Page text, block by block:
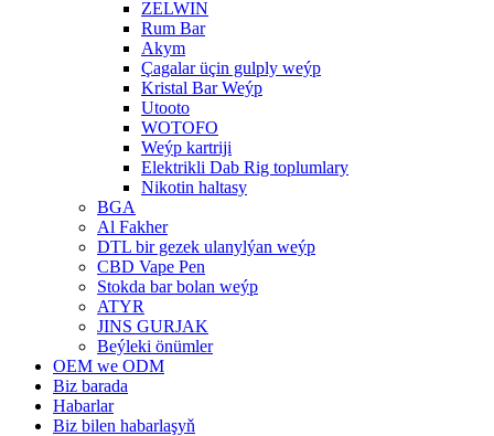
ZELWIN
Rum Bar
Akym
Çagalar üçin gulply weýp
Kristal Bar Weýp
Utooto
WOTOFO
Weýp kartriji
Elektrikli Dab Rig toplumlary
Nikotin haltasy
BGA
Al Fakher
DTL bir gezek ulanylýan weýp
CBD Vape Pen
Stokda bar bolan weýp
ATYR
JINS GURJAK
Beýleki önümler
OEM we ODM
Biz barada
Habarlar
Biz bilen habarlaşyň